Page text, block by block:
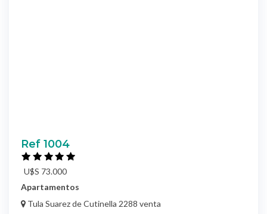
Ref 1004
U$S 73.000
Apartamentos
Tula Suarez de Cutinella 2288 venta